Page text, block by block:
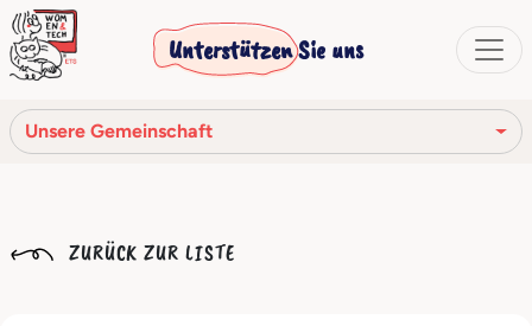
Unterstützen Sie uns
Unsere Gemeinschaft
Unsere Geschichte
ZURÜCK ZUR LISTE